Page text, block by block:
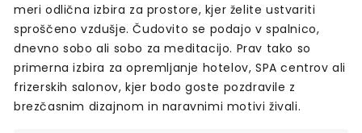
meri odlična izbira za prostore, kjer želite ustvariti
sproščeno vzdušje. Čudovito se podajo v spalnico,
dnevno sobo ali sobo za meditacijo. Prav tako so
primerna izbira za opremljanje hotelov, SPA centrov ali
frizerskih salonov, kjer bodo goste pozdravile z
brezčasnim dizajnom in naravnimi motivi živali.